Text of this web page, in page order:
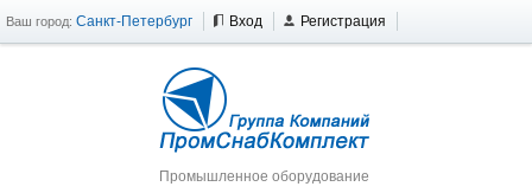
Ваш город: Санкт-Петербург Вход Регистрация
Промышленное оборудование